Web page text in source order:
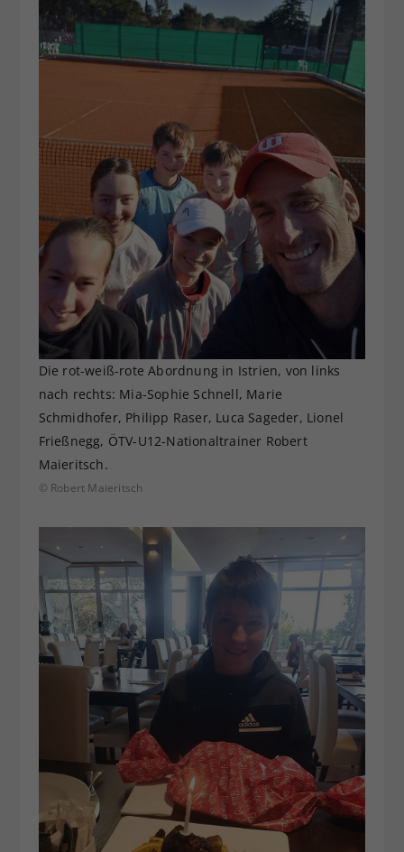
Die rot-weiß-rote Abordnung in Istrien, von links
nach rechts: Mia-Sophie Schnell, Marie
Schmidhofer, Philipp Raser, Luca Sageder, Lionel
Frießnegg, ÖTV-U12-Nationaltrainer Robert
Maieritsch.
© Robert Maieritsch